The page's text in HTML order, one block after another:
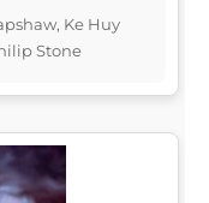
Ke Huy
Stone